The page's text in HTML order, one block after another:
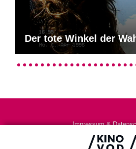
Der tote Winkel der
Impressum &
AGB